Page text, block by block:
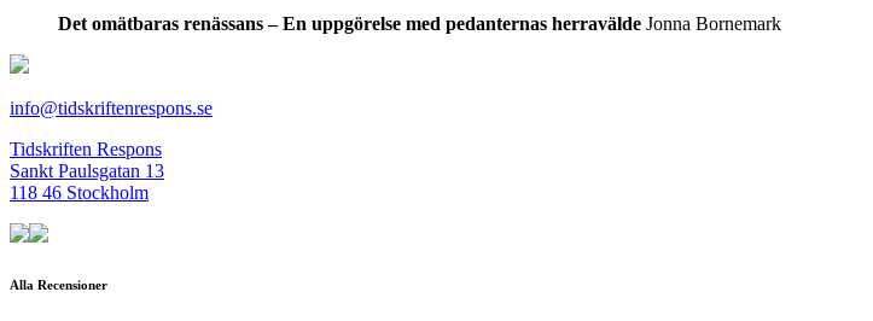
Det omätbaras renässans – En uppgörelse med pedanternas herravälde Jonna Bornemark
info@tidskriftenrespons.se
Tidskriften Respons
Sankt Paulsgatan 13
118 46 Stockholm
Alla Recensioner